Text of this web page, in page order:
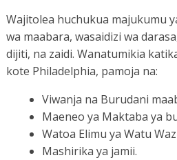
Wajitolea huchukua majukumu
wa maabara, wasaidizi wa
dijiti, na zaidi. Wanatumikia
kote Philadelphia, pamoja na:
Viwanja na Burudani
Maeneo ya Maktaba ya
Watoa Elimu ya Watu
Mashirika ya jamii.